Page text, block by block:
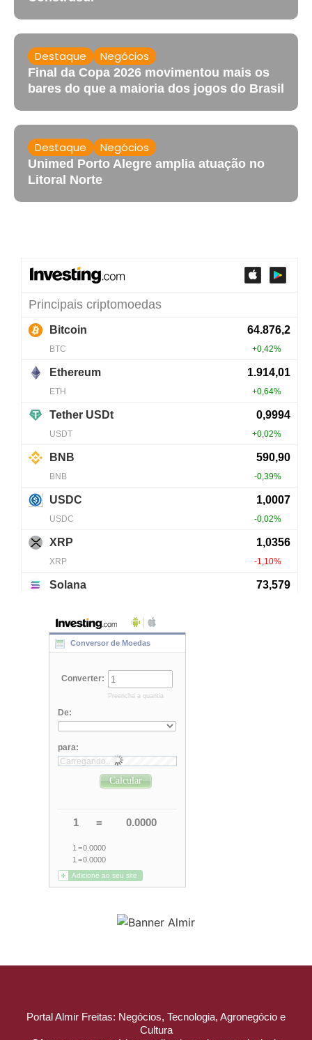
Destaque Negócios
Final da Copa 2026 movimentou mais os
bares do que a maioria dos jogos do Brasil
Destaque Negócios
Unimed Porto Alegre amplia atuação no
Litoral Norte
Portal Almir Freitas: Negócios, Tecnologia, Agronegócio e
Cultura